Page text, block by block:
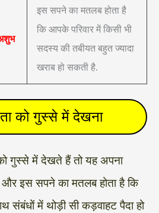
इस सपने का मतलब होता है
कि आपके परिवार में किसी भी
सदस्य की तबीयत बहुत ज्यादा
खराब हो सकती है.
को गुस्से में देखना
गुस्से में देखते हैं तो यह अपना
इस सपने का मतलब होता है कि
में थोड़ी सी कड़वाहट पैदा हो